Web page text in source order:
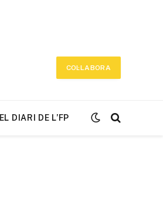
COL·LABORA
EL DIARI DE L’FP